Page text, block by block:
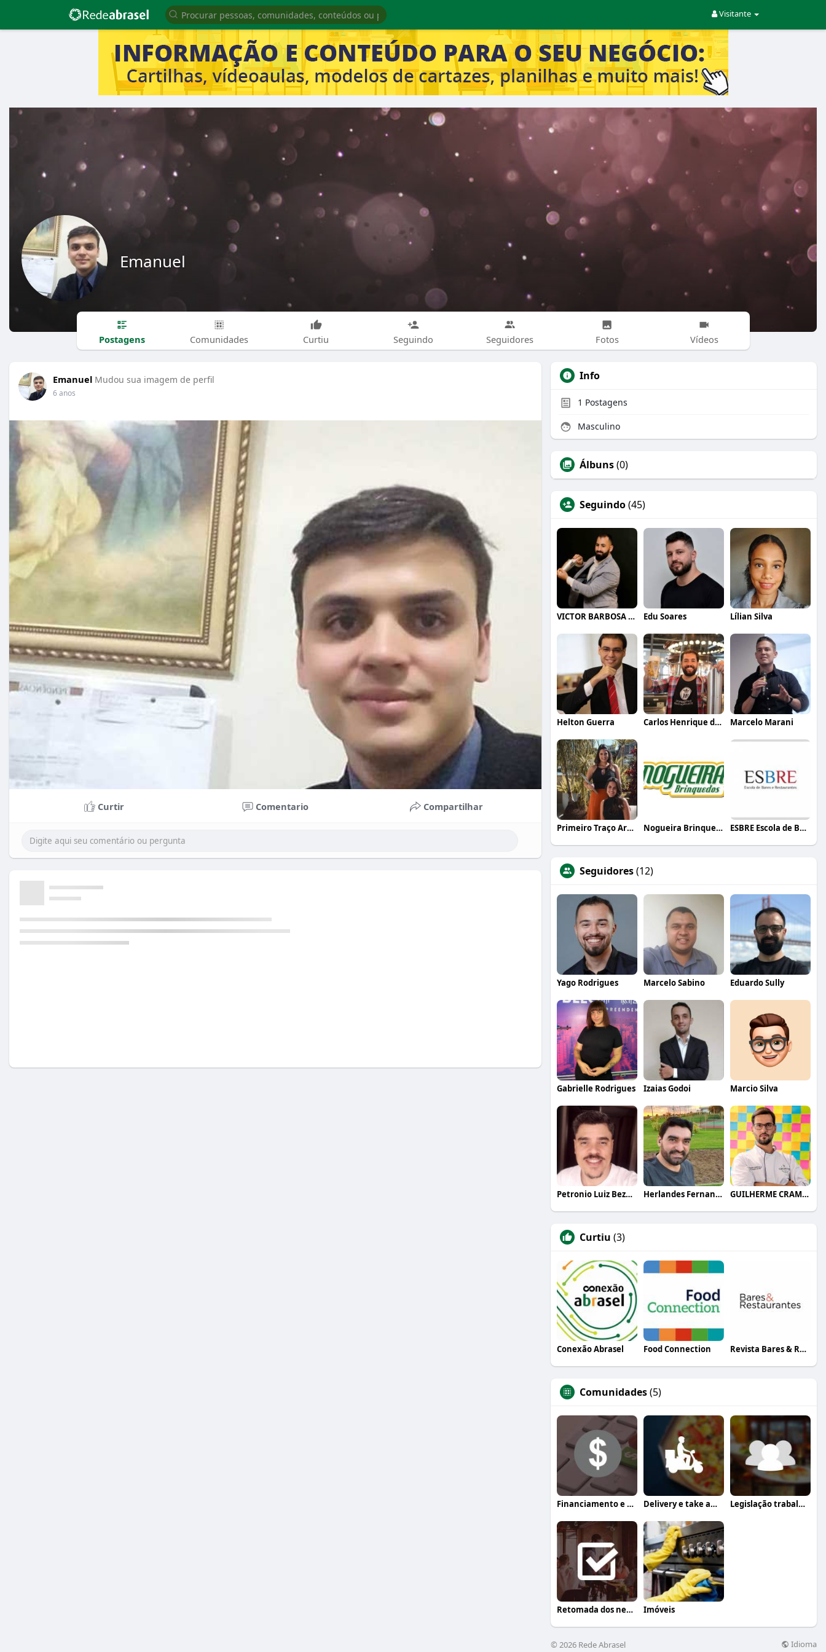
Visitante
Emanuel
Postagens Comunidades Curtiu Seguindo Seguidores Fotos Vídeos
Emanuel Mudou sua imagem de perfil
6 anos
Curtir Comentario Compartilhar
Info
1 Postagens
Masculino
Álbuns(0)
Seguindo(45)
VICTOR BARBOSA QUARANTA Edu Soares Lílian Silva
Helton Guerra Carlos Henrique de Faria Vasconcelos Marcelo Marani
Primeiro Traço Arquitetura Nogueira Brinquedos ESBRE Escola de Bares e Restaurantes
Seguidores(12)
Yago Rodrigues Marcelo Sabino Eduardo Sully
Gabrielle Rodrigues Izaias Godoi Marcio Silva
Petronio Luiz Bezerra Herlandes Fernandes GUILHERME CRAMER BALLE
Curtiu (3)
Conexão Abrasel Food Connection Revista Bares & Restaurantes
Comunidades(5)
Financiamento e crédito Delivery e take away Legislação trabalhista
Retomada dos negócios Imóveis
© 2026 Rede Abrasel Idioma